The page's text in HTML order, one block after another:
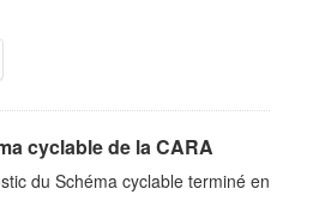
cyclable de la CARA
du Schéma cyclable terminé en